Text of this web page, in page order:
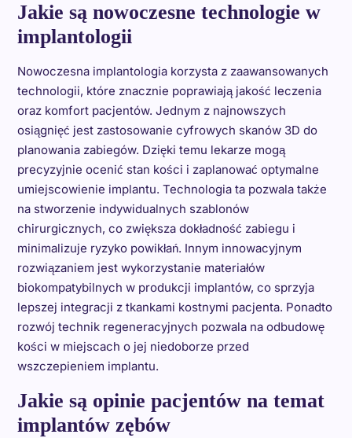
Jakie są nowoczesne technologie w
implantologii
Nowoczesna implantologia korzysta z zaawansowanych
technologii, które znacznie poprawiają jakość leczenia
oraz komfort pacjentów. Jednym z najnowszych
osiągnięć jest zastosowanie cyfrowych skanów 3D do
planowania zabiegów. Dzięki temu lekarze mogą
precyzyjnie ocenić stan kości i zaplanować optymalne
umiejscowienie implantu. Technologia ta pozwala także
na stworzenie indywidualnych szablonów
chirurgicznych, co zwiększa dokładność zabiegu i
minimalizuje ryzyko powikłań. Innym innowacyjnym
rozwiązaniem jest wykorzystanie materiałów
biokompatybilnych w produkcji implantów, co sprzyja
lepszej integracji z tkankami kostnymi pacjenta. Ponadto
rozwój technik regeneracyjnych pozwala na odbudowę
kości w miejscach o jej niedoborze przed
wszczepieniem implantu.
Jakie są opinie pacjentów na temat
implantów zębów